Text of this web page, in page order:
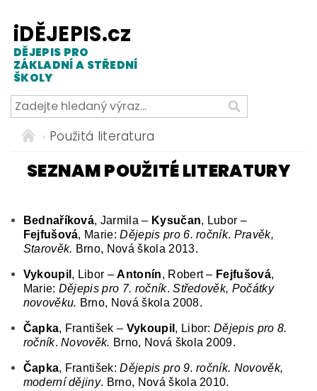
iDĚJEPIS.cz
DĚJEPIS PRO
ZÁKLADNÍ A STŘEDNÍ
ŠKOLY
Použitá literatura
SEZNAM POUŽITÉ LITERATURY
Bednaříková, Jarmila – Kysučan, Lubor –
Fejfušová, Marie:Dějepis pro 6. ročník. Pravěk,
Starověk. Brno, Nová škola 2013.
Vykoupil , Libor –Antonín, Robert – Fejfušová,
Marie: Dějepis pro 7. ročník.Středověk, Počátky
novověku. Brno, Nová škola 2008.
Čapka, František – Vykoupil , Libor:Dějepis pro 8.
ročník.Novověk. Brno, Nová škola 2009.
Čapka, František:Dějepis pro 9. ročník. Novověk,
moderní dějiny. Brno, Nová škola 2010.